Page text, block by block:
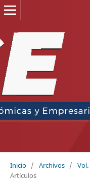
Inicio / Archivos /
Artículos